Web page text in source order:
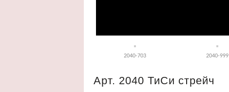
2040-703 2040-999
Арт. 2040 ТиСи стрейч